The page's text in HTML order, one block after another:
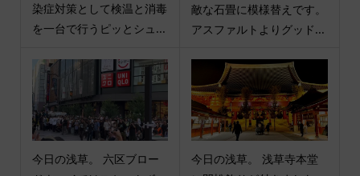
染症対策として検温と消毒
を一台で行うピッとシュ...
敵な石畳に模様替えです。
アスファルトよりグッド...
今日の浅草。 六区ブロー
今日の浅草。 浅草寺本堂